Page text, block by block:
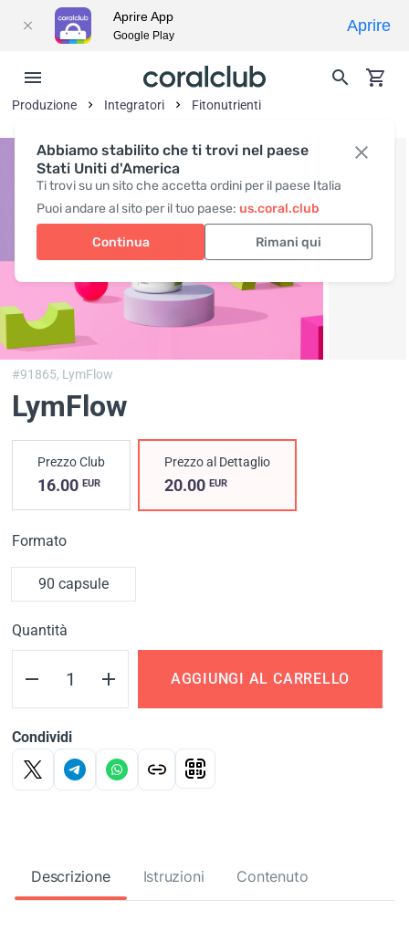
Abbiamo stabilito che ti trovi nel paese
Stati Uniti d'America
Ti trovi su un sito che accetta ordini per il paese Italia
Puoi andare al sito per il tuo paese: us.coral.club
Continua Rimani qui
Produzione Integratori Fitonutrienti
#91865, LymFlow
LymFlow
Prezzo Club
16.00 EUR
Prezzo al Dettaglio
20.00EUR
Formato
90 capsule
Quantità
AGGIUNGI AL CARRELLO
Condividi
Descrizione Istruzioni Contenuto
Aprire App
Google Play
Aprire